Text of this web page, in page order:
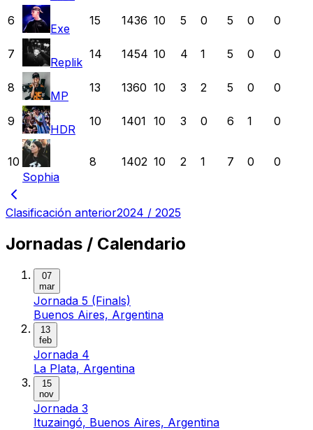
6
Exe
15 1436 10 5 0 5 0 0
7
Replik
14 1454 10 4 1 5 0 0
8
MP
13 1360 10 3 2 5 0 0
9
HDR
10 1401 10 3 0 6 1 0
10
Sophia
8 1402 10 2 1 7 0 0
Clasificación anterior2024 / 2025
Jornadas / Calendario
07
mar
Jornada 5 (Finals)
Buenos Aires, Argentina
13
feb
Jornada 4
La Plata, Argentina
15
nov
Jornada 3
Ituzaingó, Buenos Aires, Argentina